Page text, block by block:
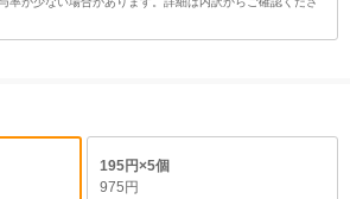
195円×5個
975円